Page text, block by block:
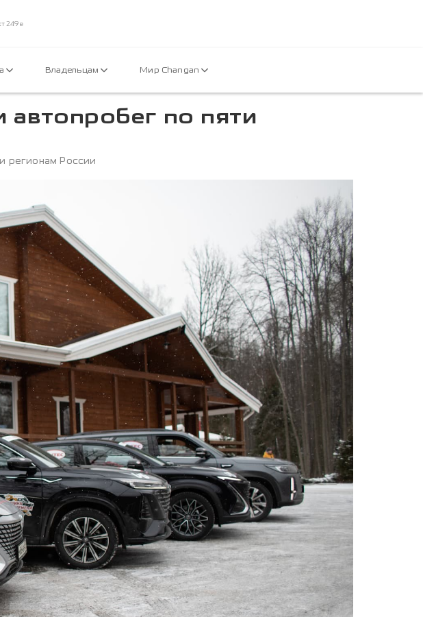
249е
Владельцам Мир Changan
по пяти
регионам России